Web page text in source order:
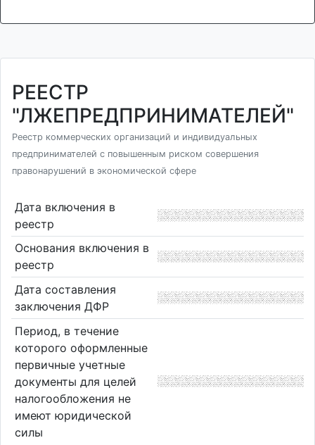
РЕЕСТР
"ЛЖЕПРЕДПРИНИМАТЕЛЕЙ"
Реестр коммерческих организаций и индивидуальных
предпринимателей с повышенным риском совершения
правонарушений в экономической сфере
Дата включения в
реестр
Основания включения в
реестр
Дата составления
заключения ДФР
Период, в течение
которого оформленные
первичные учетные
документы для целей
налогообложения не
имеют юридической
силы